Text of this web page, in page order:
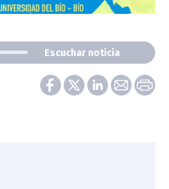
Escuchar noticia